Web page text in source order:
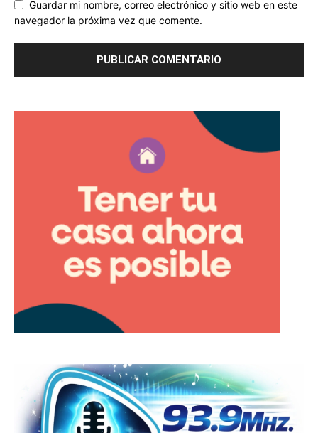
Guardar mi nombre, correo electrónico y sitio web en este
navegador la próxima vez que comente.